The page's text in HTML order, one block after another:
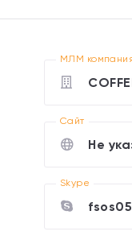
МЛМ
Cайт
Не
Skype
fsos05